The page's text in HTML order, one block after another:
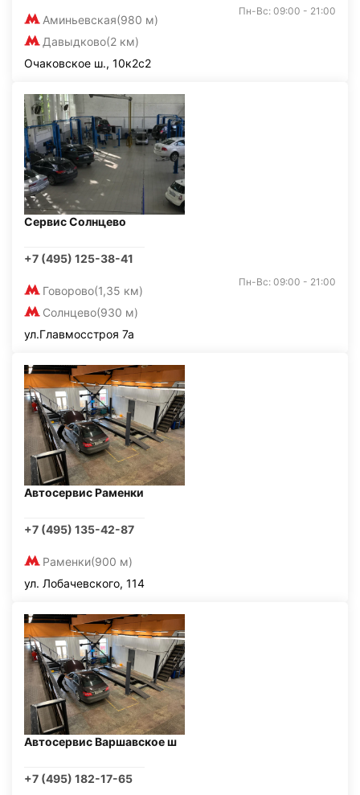
Аминьевская(980 м)
Давыдково(2 км)
Пн-Вс: 09:00 - 21:00
Очаковское ш., 10к2с2
Сервис Солнцево
+7 (495) 125-38-41
Говорово(1,35 км)
Солнцево(930 м)
Пн-Вс: 09:00 - 21:00
ул.Главмосстроя 7а
Автосервис Раменки
+7 (495) 135-42-87
Раменки(900 м)
ул. Лобачевского, 114
Автосервис Варшавское ш
+7 (495) 182-17-65